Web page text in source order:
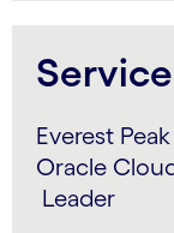
Everest
Oracle
Leader